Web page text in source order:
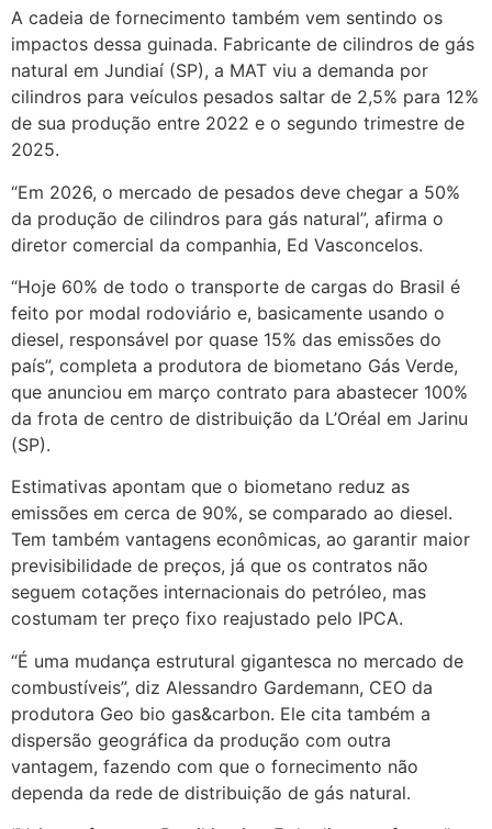
A cadeia de fornecimento também vem sentindo os
impactos dessa guinada. Fabricante de cilindros de gás
natural em Jundiaí (SP), a MAT viu a demanda por
cilindros para veículos pesados saltar de 2,5% para 12%
de sua produção entre 2022 e o segundo trimestre de
2025.
“Em 2026, o mercado de pesados deve chegar a 50%
da produção de cilindros para gás natural”, afirma o
diretor comercial da companhia, Ed Vasconcelos.
“Hoje 60% de todo o transporte de cargas do Brasil é
feito por modal rodoviário e, basicamente usando o
diesel, responsável por quase 15% das emissões do
país”, completa a produtora de biometano Gás Verde,
que anunciou em março contrato para abastecer 100%
da frota de centro de distribuição da L’Oréal em Jarinu
(SP).
Estimativas apontam que o biometano reduz as
emissões em cerca de 90%, se comparado ao diesel.
Tem também vantagens econômicas, ao garantir maior
previsibilidade de preços, já que os contratos não
seguem cotações internacionais do petróleo, mas
costumam ter preço fixo reajustado pelo IPCA.
“É uma mudança estrutural gigantesca no mercado de
combustíveis”, diz Alessandro Gardemann, CEO da
produtora Geo bio gas&carbon. Ele cita também a
dispersão geográfica da produção com outra
vantagem, fazendo com que o fornecimento não
dependa da rede de distribuição de gás natural.